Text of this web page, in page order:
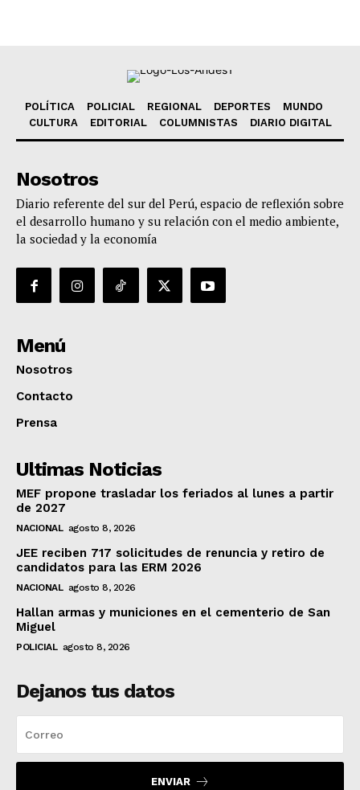
POLÍTICA POLICIAL REGIONAL DEPORTES
MUNDO
CULTURA
EDITORIAL COLUMNISTAS DIARIO DIGITAL
Nosotros
Diario referente del sur del Perú, espacio de reflexión sobre
el desarrollo humano y su relación con el medio ambiente,
la sociedad y la economía
Menú
Nosotros
Contacto
Prensa
Ultimas Noticias
MEF propone trasladar los feriados al lunes a partir
de 2027
NACIONAL agosto 8, 2026
JEE reciben 717 solicitudes de renuncia y retiro de
candidatos para las ERM 2026
NACIONAL agosto 8, 2026
Hallan armas y municiones en el cementerio de San
Miguel
POLICIAL agosto 8, 2026
Dejanos tus datos
ENVIAR